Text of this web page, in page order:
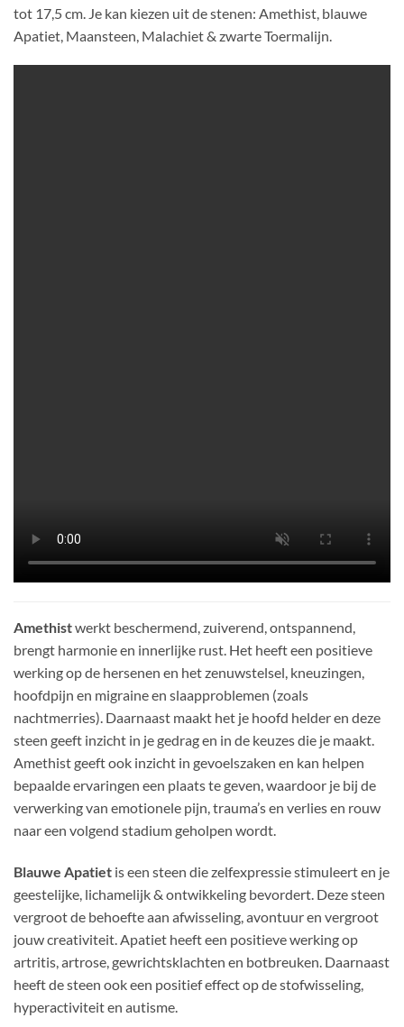
tot 17,5 cm. Je kan kiezen uit de stenen: Amethist, blauwe
Apatiet, Maansteen, Malachiet & zwarte Toermalijn.
Amethistwerkt beschermend, zuiverend, ontspannend,
brengt harmonie en innerlijke rust. Het heeft een positieve
werking op de hersenen en het zenuwstelsel, kneuzingen,
hoofdpijn en migraine en slaapproblemen (zoals
nachtmerries). Daarnaast maakt het je hoofd helder en deze
steen geeft inzicht in je gedrag en in de keuzes die je maakt.
Amethist geeft ook inzicht in gevoelszaken en kan helpen
bepaalde ervaringen een plaats te geven, waardoor je bij de
verwerking van emotionele pijn, trauma’s en verlies en rouw
naar een volgend stadium geholpen wordt.
Blauwe Apatiet is een steen die zelfexpressie stimuleert en je
geestelijke, lichamelijk & ontwikkeling bevordert. Deze steen
vergroot de behoefte aan afwisseling, avontuur en vergroot
jouw creativiteit. Apatiet heeft een positieve werking op
artritis, artrose, gewrichtsklachten en botbreuken. Daarnaast
heeft de steen ook een positief effect op de stofwisseling,
hyperactiviteit en autisme.